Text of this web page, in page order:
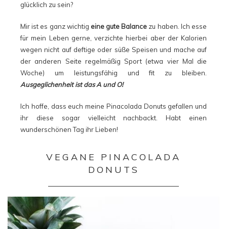
glücklich zu sein?
Mir ist es ganz wichtig eine gute Balance zu haben. Ich esse
für mein Leben gerne, verzichte hierbei aber der Kalorien
wegen nicht auf deftige oder süße Speisen und mache auf
der anderen Seite regelmäßig Sport (etwa vier Mal die
Woche) um leistungsfähig und fit zu bleiben.
Ausgeglichenheit ist das A und O!
Ich hoffe, dass euch meine Pinacolada Donuts gefallen und
ihr diese sogar vielleicht nachbackt. Habt einen
wunderschönen Tag ihr Lieben!
VEGANE PINACOLADA
DONUTS